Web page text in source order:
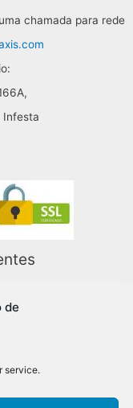
de
service.
chamada para rede
Madera Staunton 6